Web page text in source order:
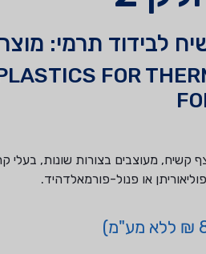
לבידוד תרמי:
FOR
קשיח, מעוצבים בצורות שונות, בעלי
או פנול-פורמאלדהיד.